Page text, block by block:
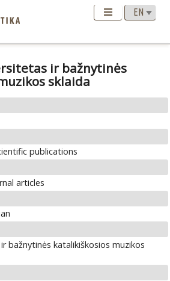
ir bažnytinės
sklaida
publications
articles
bažnytinės katalikiškosios muzikos